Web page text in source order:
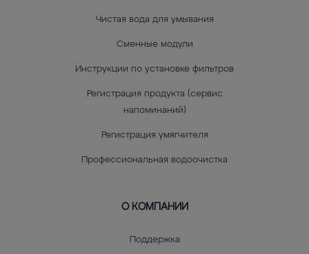
Чистая вода для умывания
Сменные модули
Инструкции по установке фильтров
Регистрация продукта (сервис
напоминаний)
Регистрация умягчителя
Профессиональная водоочистка
О КОМПАНИИ
Поддержка